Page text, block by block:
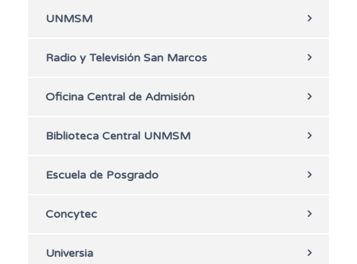
UNMSM
Radio y Televisión San Marcos
Oficina Central de Admisión
Biblioteca Central UNMSM
Escuela de Posgrado
Concytec
Universia